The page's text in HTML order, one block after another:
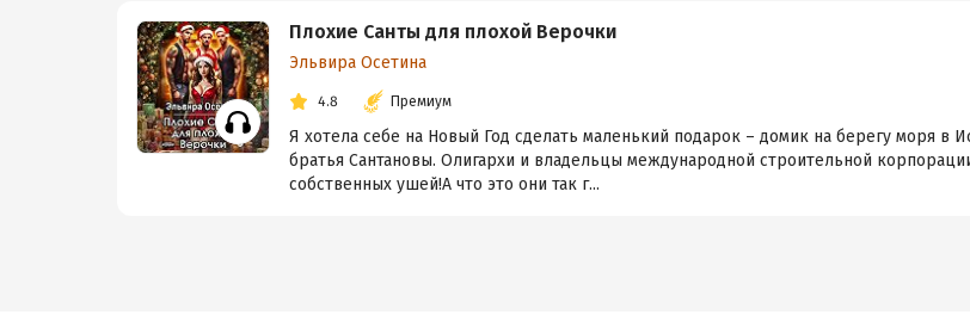
Плохие Санты для плохой Верочки
Эльвира Осетина
4.8 Премиум
Я хотела себе на Новый Год сделать маленький подарок – домик на берегу моря в
братья Сантановы. Олигархи и владельцы международной строительной
собственных ушей!А что это они так г...